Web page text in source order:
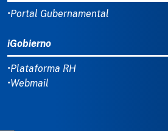
•Portal Gubernamental
iGobierno
•Plataforma RH
•Webmail